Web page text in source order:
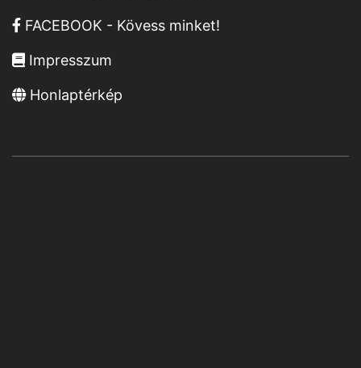
FACEBOOK - Kövess minket!
Impresszum
Honlaptérkép